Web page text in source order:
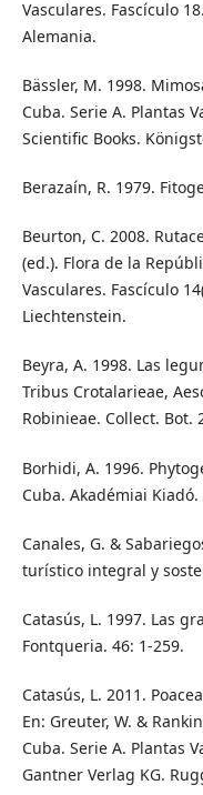
Vasculares. Fascículo
Alemania.
Bässler, M. 1998.
Cuba. Serie A. Plantas
Scientific Books.
Berazaín, R. 1979.
Beurton, C. 2008.
(ed.). Flora de la
Vasculares. Fascículo
Liechtenstein.
Beyra, A. 1998. Las
Tribus Crotalarieae,
Robinieae. Collect. Bot.
Borhidi, A. 1996.
Cuba. Akadémiai
Canales, G. &
turístico integral y
Catasús, L. 1997. Las
Fontqueria. 46: 1-259.
Catasús, L. 2011.
En: Greuter, W. &
Cuba. Serie A. Plantas
Gantner Verlag KG.